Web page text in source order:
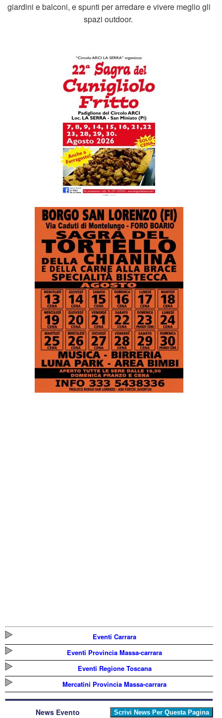
giardini e balconi, e spunti per arredare e vivere meglio gli
spazi outdoor.
Eventi Carrara
Eventi Provincia Massa-carrara
Eventi Regione Toscana
Mercatini Provincia Massa-carrara
News Evento